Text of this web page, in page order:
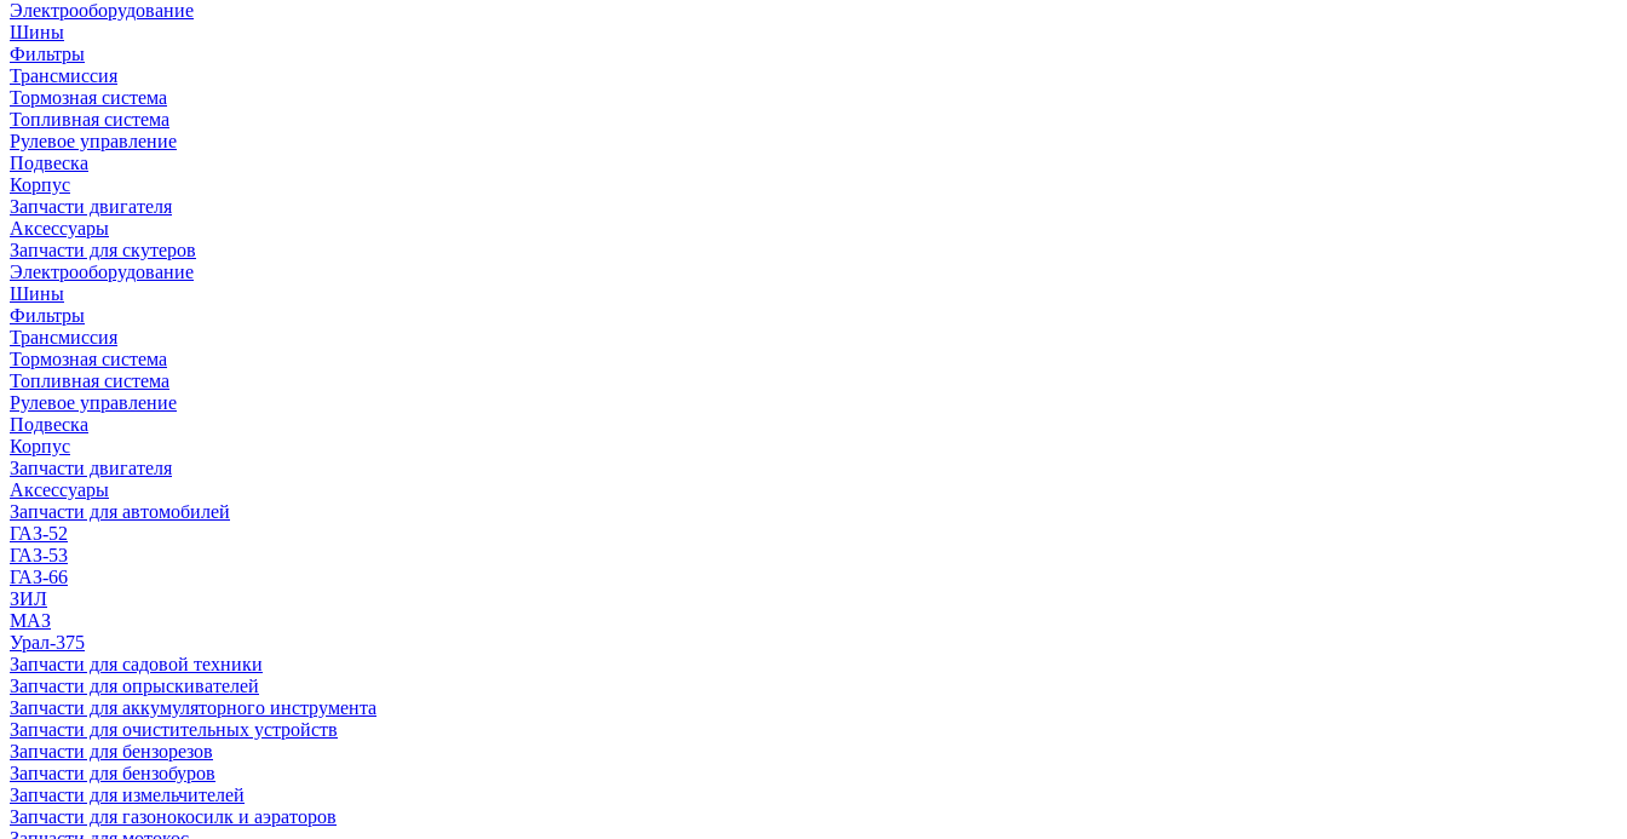
Электрооборудование
Шины
Фильтры
Трансмиссия
Тормозная система
Топливная система
Рулевое управление
Подвеска
Корпус
Запчасти двигателя
Аксессуары
Запчасти для скутеров
Электрооборудование
Шины
Фильтры
Трансмиссия
Тормозная система
Топливная система
Рулевое управление
Подвеска
Корпус
Запчасти двигателя
Аксессуары
Запчасти для автомобилей
ГАЗ-52
ГАЗ-53
ГАЗ-66
ЗИЛ
МАЗ
Урал-375
Запчасти для садовой техники
Запчасти для опрыскивателей
Запчасти для аккумуляторного инструмента
Запчасти для очистительных устройств
Запчасти для бензорезов
Запчасти для бензобуров
Запчасти для измельчителей
Запчасти для газонокосилк и аэраторов